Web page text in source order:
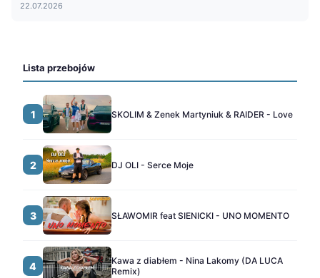
22.07.2026
Lista przebojów
1 SKOLIM & Zenek Martyniuk & RAIDER - Love
2 DJ OLI - Serce Moje
3 SŁAWOMIR feat SIENICKI - UNO MOMENTO
4
Kawa z diabłem - Nina Lakomy (DA LUCA
Remix)